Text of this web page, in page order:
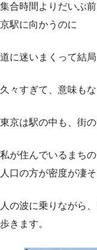
集合時間よりだいぶ
京駅に向かうのに
道に迷いまくって結
久々すぎて、意味も
東京は駅の中も、街
私が住んでいるまち
人口の方が密度が凄そ
人の波に乗りながら
歩きます。